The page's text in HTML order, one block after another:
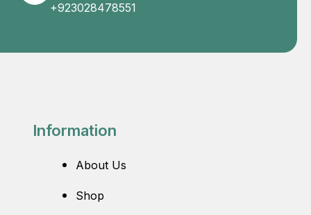
+923028478551
Information
About Us
Shop